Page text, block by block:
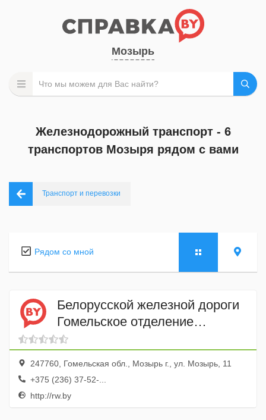
Мозырь
Железнодорожный транспорт - 6
транспортов Мозыря рядом с вами
Транспорт и перевозки
Рядом со мной
Белорусской железной дороги
Гомельское отделение
Промывочно-пропарочная
станция Барбаров
247760, Гомельская обл., Мозырь г., ул. Мозырь, 11
+375 (236) 37-52-...
http://rw.by